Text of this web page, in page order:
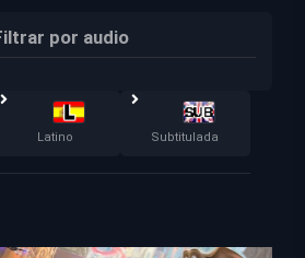
por audio
Latino Subtitulada